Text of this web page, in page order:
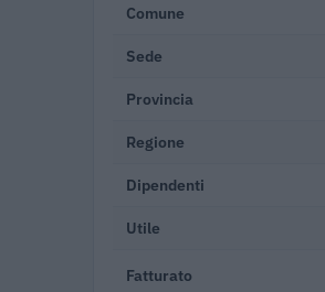
Comune
Sede
Provincia
Regione
Dipendenti
Utile
Fatturato